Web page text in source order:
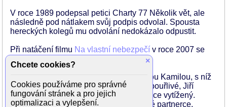
V roce 1989 podepsal petici Charty 77 Několik vět, ale
následně pod nátlakem svůj podpis odvolal. Spousta
hereckých kolegů mu odvolání nedokázalo odpustit.
Při natáčení filmu Na vlastní nebezpečí v roce 2007 se
zranil a na čas jej to donutilo odpočívat.
Po dvaceti letech se rozešel s manželkou Kamilou, s níž
mají dvě dcery. Manželství bylo docela bouřlivé, Jiří
Langmajer hodně pil, byl pracovně vysoce vytížený.
Zklidnil se až později, možná i díky nové partnerce,
×
Chcete cookies?
Cookies používáme pro správné
fungování stránek a pro jejich
optimalizaci a vylepšení.